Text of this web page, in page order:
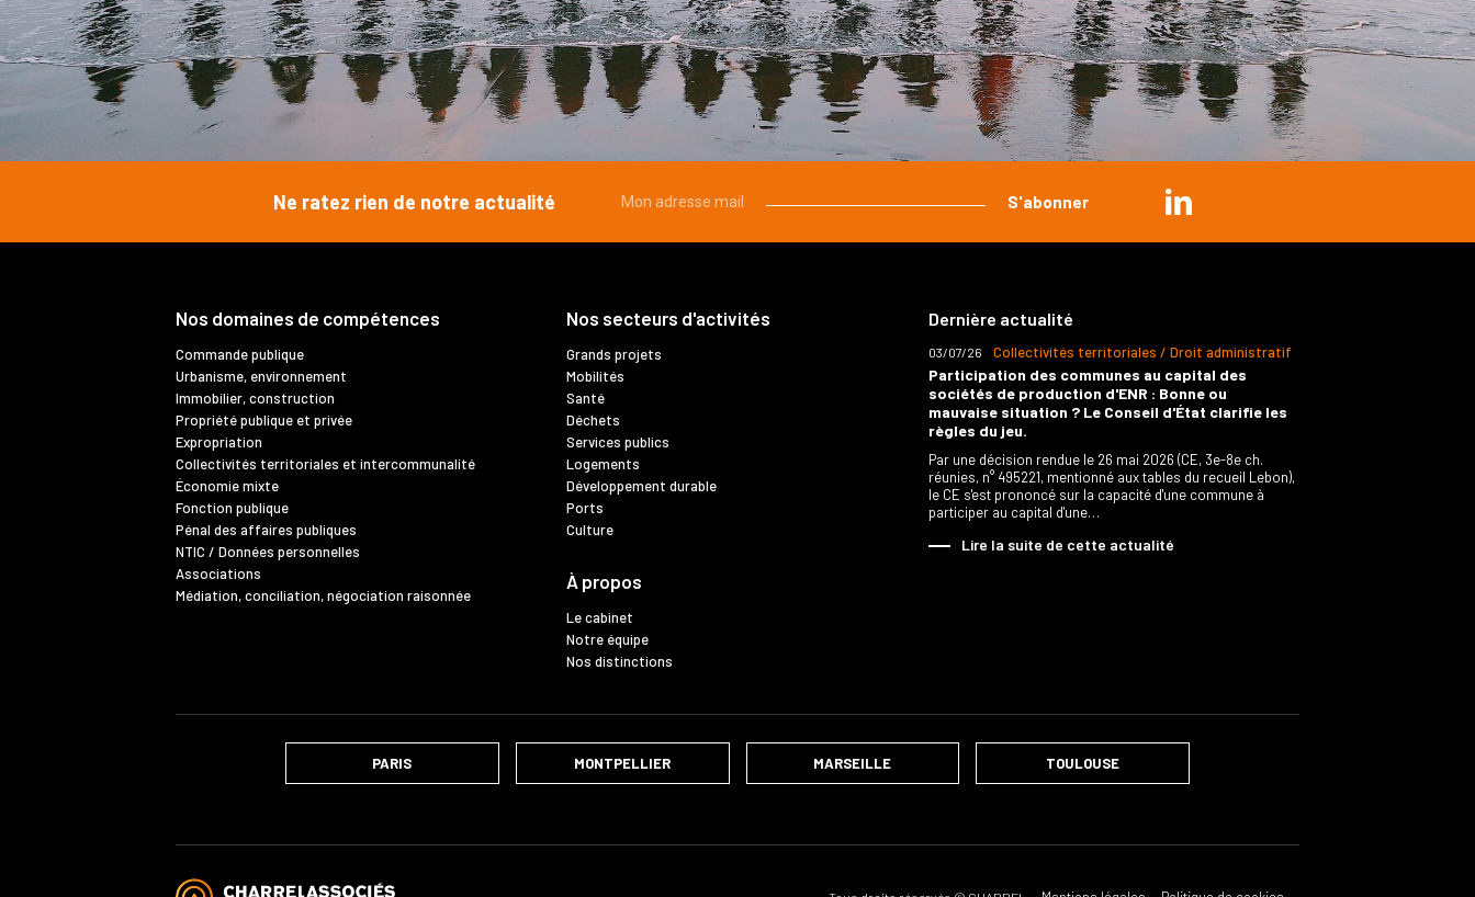
Ne ratez rien de notre actualité Mon adresse mail
Nos domaines de compétences
Commande publique
Urbanisme, environnement
Immobilier, construction
Propriété publique et privée
Expropriation
Collectivités territoriales et intercommunalité
Économie mixte
Fonction publique
Pénal des affaires publiques
NTIC / Données personnelles
Associations
Médiation, conciliation, négociation raisonnée
Nos secteurs d'activités
Grands projets
Mobilités
Santé
Déchets
Services publics
Logements
Développement durable
Ports
Culture
À propos
Le cabinet
Notre équipe
Nos distinctions
Dernière actualité
03/07/26 Collectivités territoriales / Droit administratif
Participation des communes au capital des
sociétés de production d'ENR : Bonne ou
mauvaise situation ? Le Conseil d'État clarifie les
règles du jeu.
Par une décision rendue le 26 mai 2026 (CE, 3e-8e ch.
réunies, n° 495221, mentionné aux tables du recueil Lebon),
le CE s'est prononcé sur la capacité d'une commune à
participer au capital d'une…
Lire la suite de cette actualité
PARIS MONTPELLIER MARSEILLE TOULOUSE